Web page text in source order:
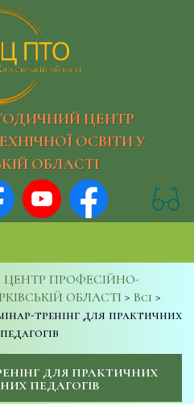
ЦЕНТР
ОСВІТИ У
ОБЛАСТІ
ПРОФЕСІЙНО-
ОБЛАСТІ > Всі >
тренінг для практичних
ДЛЯ ПРАКТИЧНИХ
ПЕДАГОГІВ